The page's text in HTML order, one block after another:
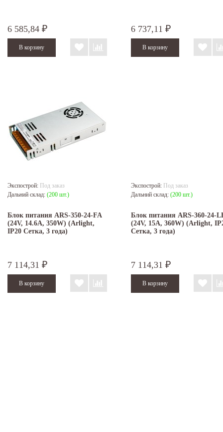
6 585,84 ₽ 6 737,11 ₽
Экспострой: Под заказ
Дальний склад: (200 шт.)
Блок питания ARS-350-24-FA
(24V, 14.6A, 350W) (Arlight,
IP20 Сетка, 3 года)
7 114,31 ₽
Экспострой: Под заказ
Дальний склад: (200 шт.)
Блок питания ARS-360-24-
(24V, 15A, 360W) (Arlight,
Сетка, 3 года)
7 114,31 ₽